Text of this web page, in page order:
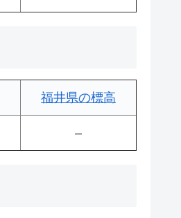
福井県の標高
–